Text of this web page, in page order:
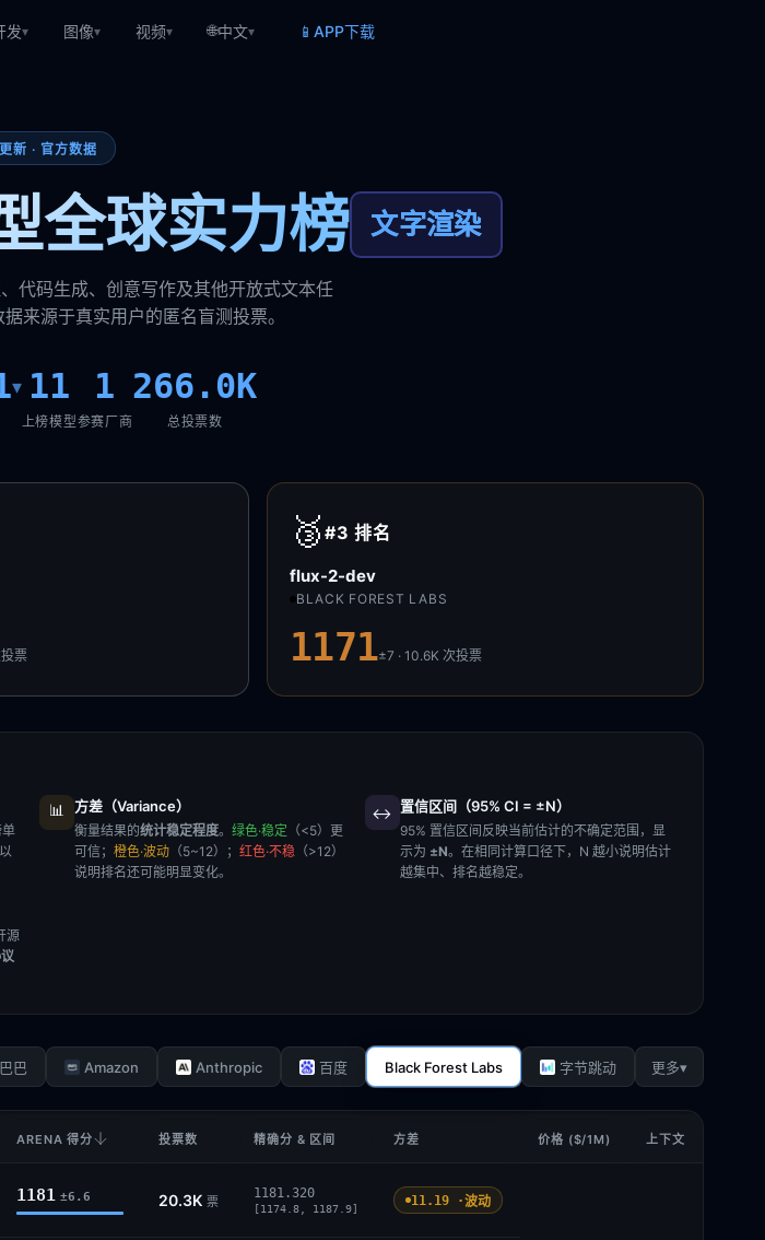
发▾ 图像▾ 视频▾ 🌐中文▾ 📱 APP下载
新 · 官方数据
全球实力榜 文字渲染
代码生成、创意写作及其他开放式文本任
来源于真实用户的匿名盲测投票。
▾ 11
上榜模型
1
参赛厂商
266.0K
总投票数
票
🥉 #3排名
flux-2-dev
BLACK FOREST LABS
1171±7 · 10.6K次投票
📊 方差（Variance）
衡量结果的统计稳定程度。 绿色·稳定 （<5）更
可信； 橙色·波动 （5~12）； 红色·不稳 （>12）
说明排名还可能明显变化。
↔️ 置信区间（95% CI = ±N）
95% 置信区间反映当前估计的不确定范围，显
示为 ±N。在相同计算口径下，N 越小说明估计
越集中、排名越稳定。
源
巴 Amazon Anthropic 百度 Black Forest Labs 字节跳动 更多▾
ARENA 得分 投票数 精确分 & 区间 方差 价格 ($/1M) 上下文
1181 ±6.6 20.3K 票
1181.320
[1174.8, 1187.9]
11.19 ·波动